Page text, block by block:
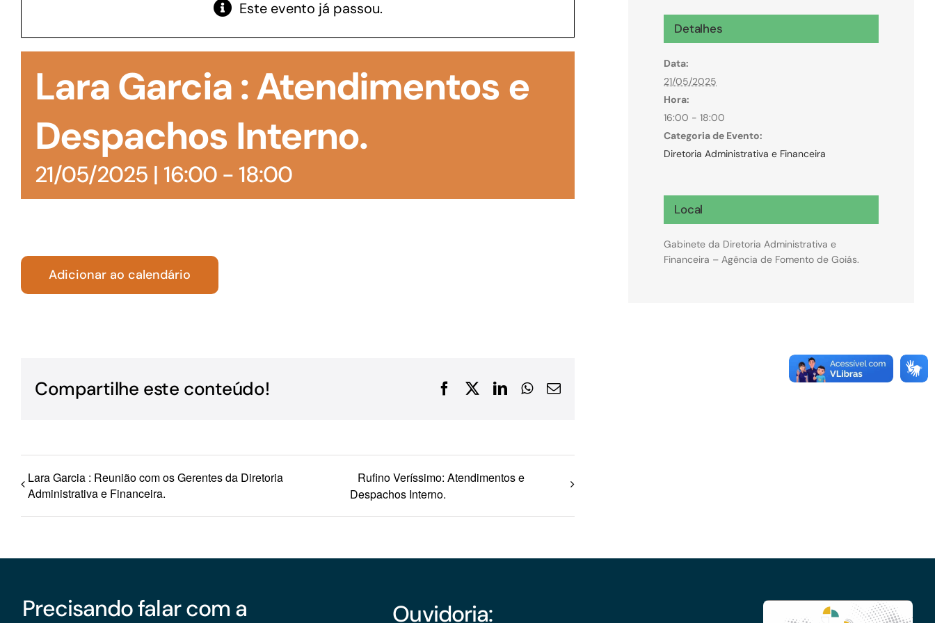
manutenção de estoques e despesas operacionais
realizar obras, dentre outros serviços
Microcrédito
Para MEI, microempresas e pessoas físicas
(feirantes e transportes)
Turismo
Este evento já passou.
Lara Garcia : Atendimentos e
Despachos Interno.
21/05/2025 | 16:00- 18:00
Adicionar ao calendário
Compartilhe este conteúdo! FacebookLinkedInWhatsApp
E-
Lara Garcia : Reunião com os Gerentes da Diretoria
Administrativa e Financeira.
Rufino Veríssimo: Atendimentos e
Despachos Interno.
Detalhes
Data:
21/05/2025
Hora:
16:00 - 18:00
Categoria de Evento:
Diretoria Administrativa e Financeira
Local
Gabinete da Diretoria Administrativa e
Financeira – Agência de Fomento de Goiás.
Precisando falar com a
Ouvidoria: